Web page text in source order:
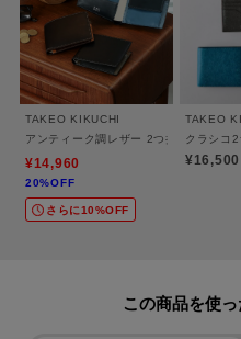
大切な方へのギフトとしてもお薦めで
※照明の関係により、実際よりも色
た、パソコン・スマートフォンなど
が異なる場合もございます。
TAKEO KIKUCHI
アンティーク調レザー 2つ折り財布
¥14,960
20%OFF
さらに10%OFF
TAKEO
クラシコ
¥16,500
この商品を使っ